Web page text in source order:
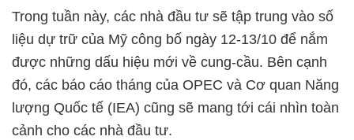
Trong tuần này, các nhà đầu tư sẽ tập trung vào số
liệu dự trữ của Mỹ công bố ngày 12-13/10 để nắm
được những dấu hiệu mới về cung-cầu. Bên cạnh
đó, các báo cáo tháng của OPEC và Cơ quan Năng
lượng Quốc tế (IEA) cũng sẽ mang tới cái nhìn toàn
cảnh cho các nhà đầu tư.